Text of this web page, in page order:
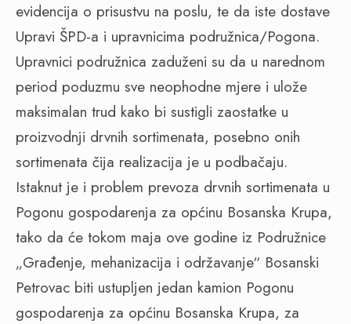
evidencija o prisustvu na poslu, te da iste dostave
Upravi ŠPD-a i upravnicima podružnica/Pogona.
Upravnici podružnica zaduženi su da u narednom
period poduzmu sve neophodne mjere i ulože
maksimalan trud kako bi sustigli zaostatke u
proizvodnji drvnih sortimenata, posebno onih
sortimenata čija realizacija je u podbačaju.
Istaknut je i problem prevoza drvnih sortimenata u
Pogonu gospodarenja za općinu Bosanska Krupa,
tako da će tokom maja ove godine iz Podružnice
„Građenje, mehanizacija i održavanje“ Bosanski
Petrovac biti ustupljen jedan kamion Pogonu
gospodarenja za općinu Bosanska Krupa, za